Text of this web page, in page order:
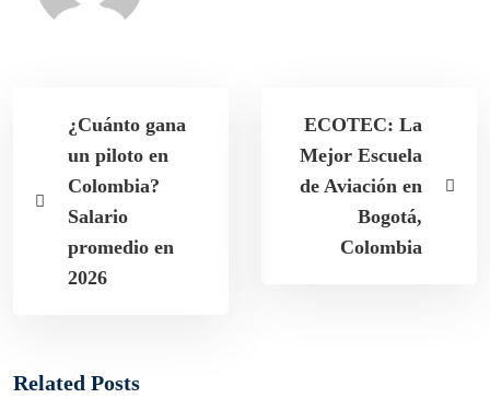
¿Cuánto gana
un piloto en
Colombia?
Salario
promedio en
2026
ECOTEC: La
Mejor Escuela
de Aviación en
Bogotá,
Colombia
Related Posts